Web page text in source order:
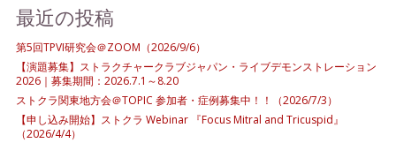
最近の投稿
第5回TPVI研究会＠ZOOM（2026/9/6）
【演題募集】ストラクチャークラブジャパン・ライブデモンストレーション
2026｜募集期間：2026.7.1～8.20
ストクラ関東地方会＠TOPIC 参加者・症例募集中！！（2026/7/3）
【申し込み開始】ストクラ Webinar 『Focus Mitral and Tricuspid』
（2026/4/4）